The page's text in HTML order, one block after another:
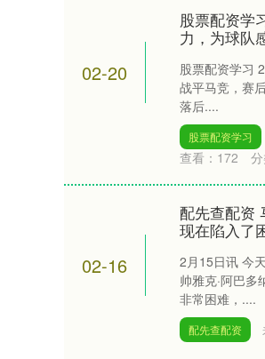
02-20
股票配资学
力，为球队
股票配资学习
战平马竞，赛
落后....
股票配资学习
查看： 172 分
02-16
配先查配资
现在陷入了
2月15日讯 今
帅雅克·阿巴
非常困难，....
配先查配资